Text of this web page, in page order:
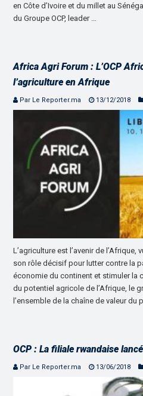
en Côte d’Ivoire et du millet au
du Groupe OCP, leader …
Africa Agri Forum : L’OCP
l’agriculture en Afrique
Par Le Reporter.ma 13/12/2018
L’agriculture est l’avenir de
son rôle décisif pour lutter contre la
économie du continent et stimuler la
du potentiel agricole de l’Afrique, le
l’ensemble de la chaîne de valeur du
OCP : La filiale rwandaise
Par Le Reporter.ma 13/06/2018